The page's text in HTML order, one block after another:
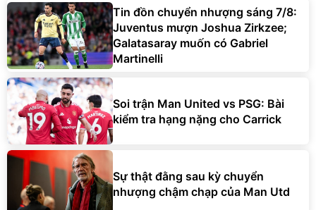
Tin đồn chuyển nhượng sáng 7/8:
Juventus mượn Joshua Zirkzee;
Galatasaray muốn có Gabriel
Martinelli
Soi trận Man United vs PSG: Bài
kiểm tra hạng nặng cho Carrick
Sự thật đằng sau kỳ chuyển
nhượng chậm chạp của Man Utd